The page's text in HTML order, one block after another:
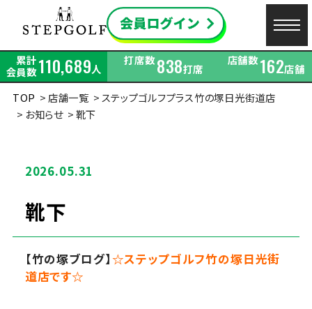
累計
会員数110,689人
打席数838打席
店舗数162店舗
TOP
店舗一覧
ステップゴルフプラス竹の塚日光街道店
お知らせ
靴下
2026.05.31
靴下
【竹の塚ブログ】☆ステップゴルフ竹の塚日光街
道店です☆